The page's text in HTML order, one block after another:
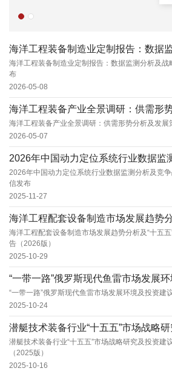
海洋工程装备制造业定制报告：数据监测分析及
布
2026-05-08
海洋工程装备产业全景调研：供需形
海洋工程装备产业全景调研：供需形势分析及发展
2026-05-07
2026年中国动力定位系统行业数据监测分析及竞
信发布
2025-11-27
海洋工程配套设备制造市场发展趋势分析及“十五
告（2026版）
2025-10-29
“一带一路”俄罗斯现代鱼雷市场发展环境及投资建
2025-10-24
潜艇技术装备行业“十五五”市场战略研究及投资建
（2025版）
2025-10-16